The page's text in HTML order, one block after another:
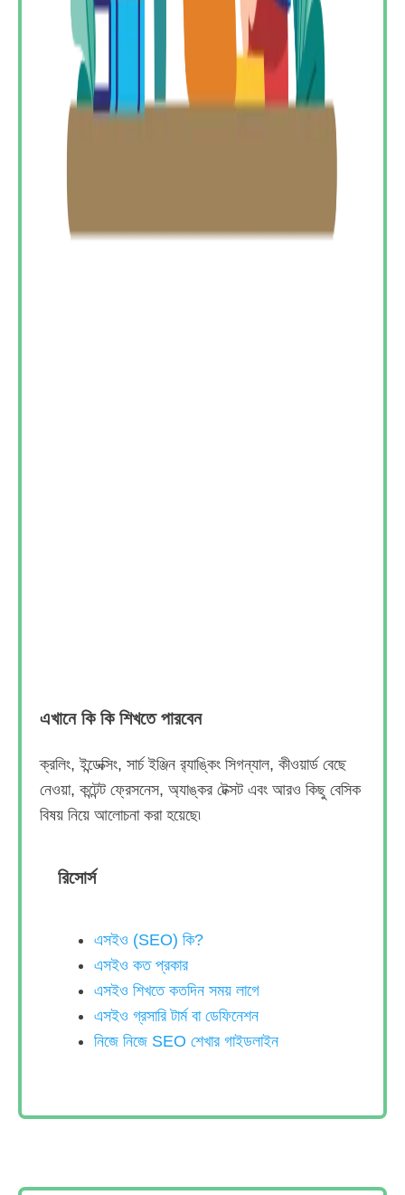
এখানে কি কি শিখতে পারবেন
ক্রলিং, ইন্ডেক্সিং, সার্চ ইঞ্জিন র‌্যাঙ্কিং সিগন্যাল, কীওয়ার্ড বেছে
নেওয়া, কন্টেন্ট ফ্রেসনেস, অ্যাঙ্কর টেক্সট এবং আরও কিছু বেসিক
বিষয় নিয়ে আলোচনা করা হয়েছে৷
রিসোর্স
এসইও (SEO) কি?
এসইও কত প্রকার
এসইও শিখতে কতদিন সময় লাগে
এসইও গ্রসারি টার্ম বা ডেফিনেশন
নিজে নিজে SEO শেখার গাইডলাইন